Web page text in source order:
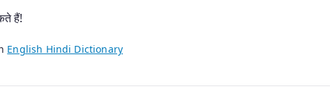
हैं!
English Hindi Dictionary